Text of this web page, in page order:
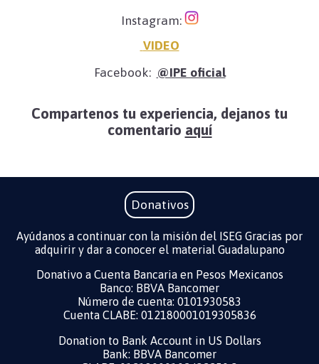
Instagram:
VIDEO
Facebook: @IPE oficial
Compartenos tu experiencia, dejanos tu
comentario aquí
Donativos
Ayúdanos a continuar con la misión del ISEG Gracias por
adquirir y dar a conocer el material Guadalupano
Donativo a Cuenta Bancaria en Pesos Mexicanos
Banco: BBVA Bancomer
Número de cuenta: 0101930583
Cuenta CLABE: 012180001019305836
Donation to Bank Account in US Dollars ​
Bank: BBVA Bancomer